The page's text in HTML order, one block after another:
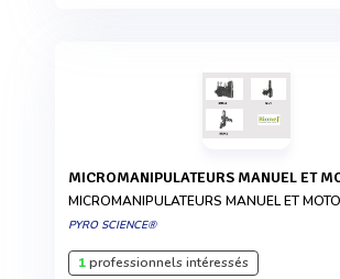
MICROMANIPULATEURS MANUEL ET
MICROMANIPULATEURS MANUEL ET
PYRO SCIENCE®
1professionnels intéressés